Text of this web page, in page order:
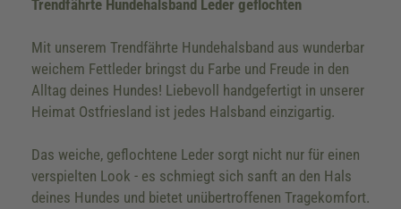
Trendfährte Hundehalsband Leder geflochten
Mit unserem Trendfährte Hundehalsband aus wunderbar
weichem Fettleder bringst du Farbe und Freude in den
Alltag deines Hundes! Liebevoll handgefertigt in unserer
Heimat Ostfriesland ist jedes Halsband einzigartig.
Das weiche, geflochtene Leder sorgt nicht nur für einen
verspielten Look - es schmiegt sich sanft an den Hals
deines Hundes und bietet unübertroffenen Tragekomfort.